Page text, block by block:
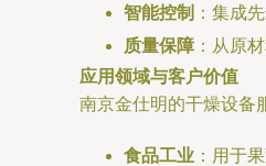
智能控制 ：集成
质量保障 ：从原
应用领域与客户价值
南京金仕明的干燥设备
食品工业 ：用于